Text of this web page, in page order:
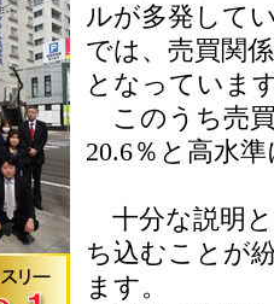
ルが多発して
では、売買関
となっていま
このうち売
20.6％と高水
十分な説明
ち込むことが
ます。